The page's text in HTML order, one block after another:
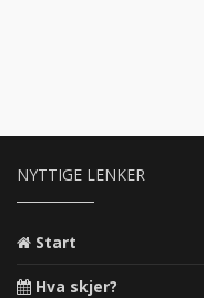
NYTTIGE LENKER
Start
Hva skjer?